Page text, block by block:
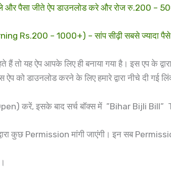
पैसा जीते ऐप डाउनलोड करे और रोज रु.200 –
Rs.200 – 1000+) – सांप सीढ़ी सबसे ज्यादा पैसे
हैं तो यह ऐप आपके लिए ही बनाया गया है। इस एप के
को डाउनलोड करने के लिए हमारे द्वारा नीचे दी
करें, इसके बाद सर्च बॉक्स में ”Bihar Bijli
कुछ Permission मांगी जाएंगी। इन सब